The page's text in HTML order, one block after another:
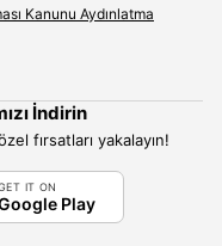
Kanunu Aydınlatma
İndirin
fırsatları yakalayın!
IT ON
Play